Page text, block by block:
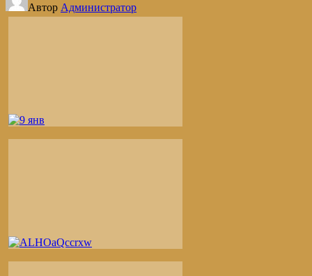
Автор Администратор